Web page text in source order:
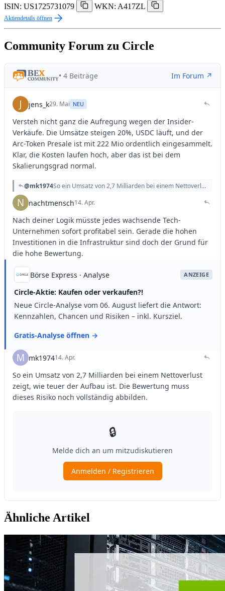
ISIN: US1725731079
WKN: A417ZL
Aktiendetails öffnen
Community Forum zu Circle
Ähnliche Artikel